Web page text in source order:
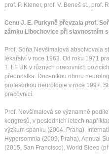
prof. P. Klener, prof. V. Beneš st., prof.
Cenu J. E. Purkyně převzala prof.
zámku Libochovice při slavnostním
Prof. Soňa Nevšímalová absolvovala
lékařství v roce 1963. Od roku 1971
1. LF UK v různých pracovních
přednostka. Docentkou oboru
profesorkou neurologie v roce 1997.
pracovnicí.
Prof. Nevšímalová se významně
kongresů, v posledních letech
výzkum spánku (2004, Praha),
Hypersomnia (2009, Praha), Annual
(2015, San Francisco), World Sleep